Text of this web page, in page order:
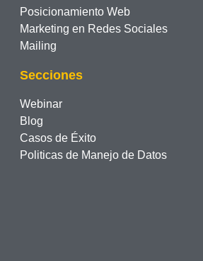
Posicionamiento Web
Marketing en Redes Sociales
Mailing
Secciones
Webinar
Blog
Casos de Éxito
Politicas de Manejo de Datos